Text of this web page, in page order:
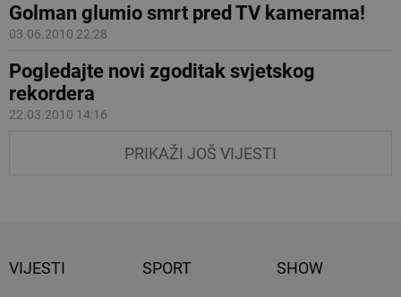
Golman glumio smrt pred TV kamerama!
03.06.2010 22:28
Pogledajte novi zgoditak svjetskog
rekordera
22.03.2010 14:16
PRIKAŽI JOŠ VIJESTI
VIJESTI SPORT SHOW